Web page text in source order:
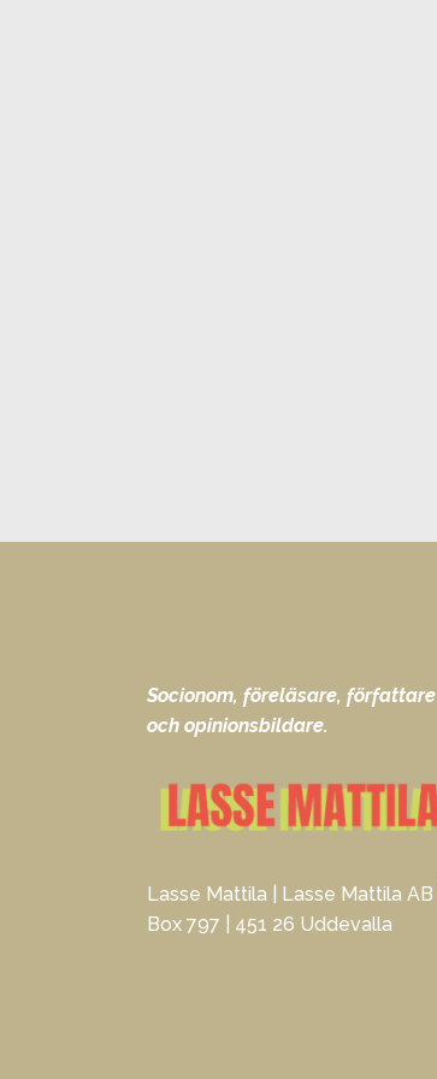
Socionom, föreläsare, författare
och opinionsbildare.
Lasse Mattila | Lasse Mattila AB |
Box 797 | 451 26 Uddevalla